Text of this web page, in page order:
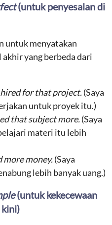
(untuk penyesalan di
untuk menyatakan
akhir yang berbeda dari
hired for that project.(Saya
untuk proyek itu.)
that subject more.(Saya
materi itu lebih
more money.(Saya
lebih banyak uang.)
(untuk kekecewaan
kini)